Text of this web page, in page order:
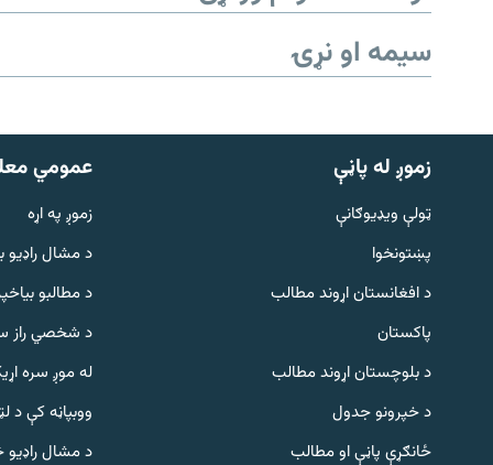
Gandhara
سیمه او نړۍ
زموږ له پاڼې
ټولې ویډیوګانې
پښتونخوا
د افغانستان اړوند مطالب
پاکستان
د بلوچستان اړوند مطالب
د خپرونو جدول
ځانګړې پاڼې او مطالب
عمومي
زموږ په اړه
د مشال راډيو
د مطالبو
د شخصي راز
له موږ سره
ووبپاڼه کې د
د مشال